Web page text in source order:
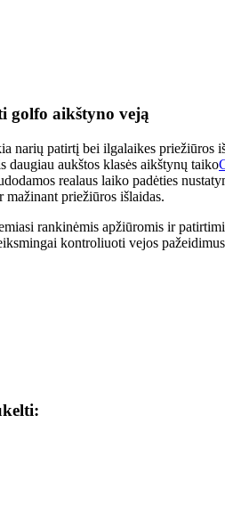
golfo aikštyno veją
narių patirtį bei ilgalaikes priežiūros
aukštos klasės aikštynų taiko
realaus laiko padėties
priežiūros išlaidas.
rankinėmis apžiūromis ir
kontroliuoti vejos